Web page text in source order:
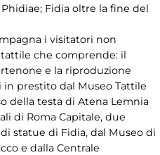
Fidia oltre la fine del
i visitatori non
che comprende: il
e la riproduzione
in prestito dal Museo Tattile
della testa di Atena Lemnia
di Roma Capitale, due
statue di Fidia, dal Museo di
e dalla Centrale